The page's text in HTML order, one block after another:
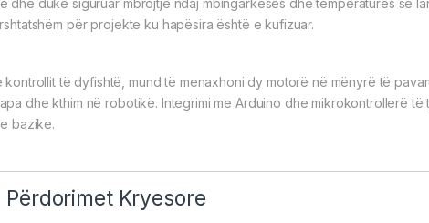
dhe duke siguruar mbrojtje ndaj mbingarkesës dhe temperaturës së
për projekte ku hapësira është e kufizuar.
kontrollit të dyfishtë, mund të menaxhoni dy motorë në mënyrë të
dhe kthim në robotikë. Integrimi me Arduino dhe mikrokontrollerë
bazike.
Përdorimet Kryesore